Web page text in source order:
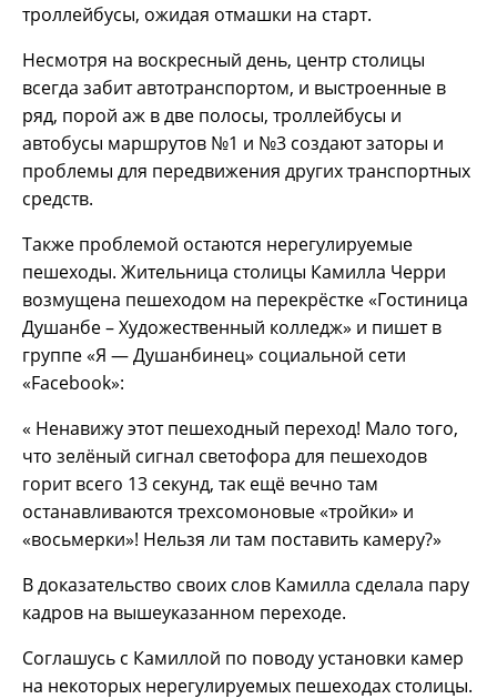
троллейбусы, ожидая отмашки на старт.
Несмотря на воскресный день, центр столицы
всегда забит автотранспортом, и выстроенные в
ряд, порой аж в две полосы, троллейбусы и
автобусы маршрутов №1 и №3 создают заторы и
проблемы для передвижения других транспортных
средств.
Также проблемой остаются нерегулируемые
пешеходы. Жительница столицы Камилла Черри
возмущена пешеходом на перекрёстке «Гостиница
Душанбе – Художественный колледж» и пишет в
группе «Я — Душанбинец» социальной сети
«Facebook»:
« Ненавижу этот пешеходный переход! Мало того,
что зелёный сигнал светофора для пешеходов
горит всего 13 секунд, так ещё вечно там
останавливаются трехсомоновые «тройки» и
«восьмерки»! Нельзя ли там поставить камеру?»
В доказательство своих слов Камилла сделала пару
кадров на вышеуказанном переходе.
Соглашусь с Камиллой по поводу установки камер
на некоторых нерегулируемых пешеходах столицы.